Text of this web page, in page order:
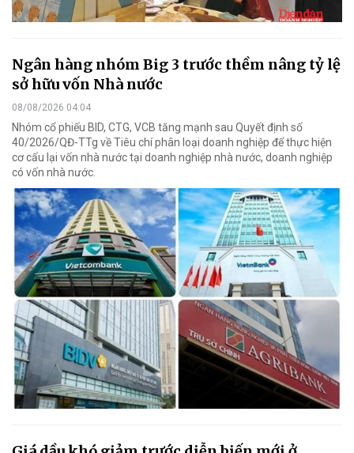
Ngân hàng nhóm Big 3 trước thềm nâng tỷ lệ
sở hữu vốn Nhà nước
08/08/2026 04:04
Nhóm cổ phiếu BID, CTG, VCB tăng mạnh sau Quyết định số
40/2026/QĐ-TTg về Tiêu chí phân loại doanh nghiệp để thực hiện
cơ cấu lại vốn nhà nước tại doanh nghiệp nhà nước, doanh nghiệp
có vốn nhà nước.